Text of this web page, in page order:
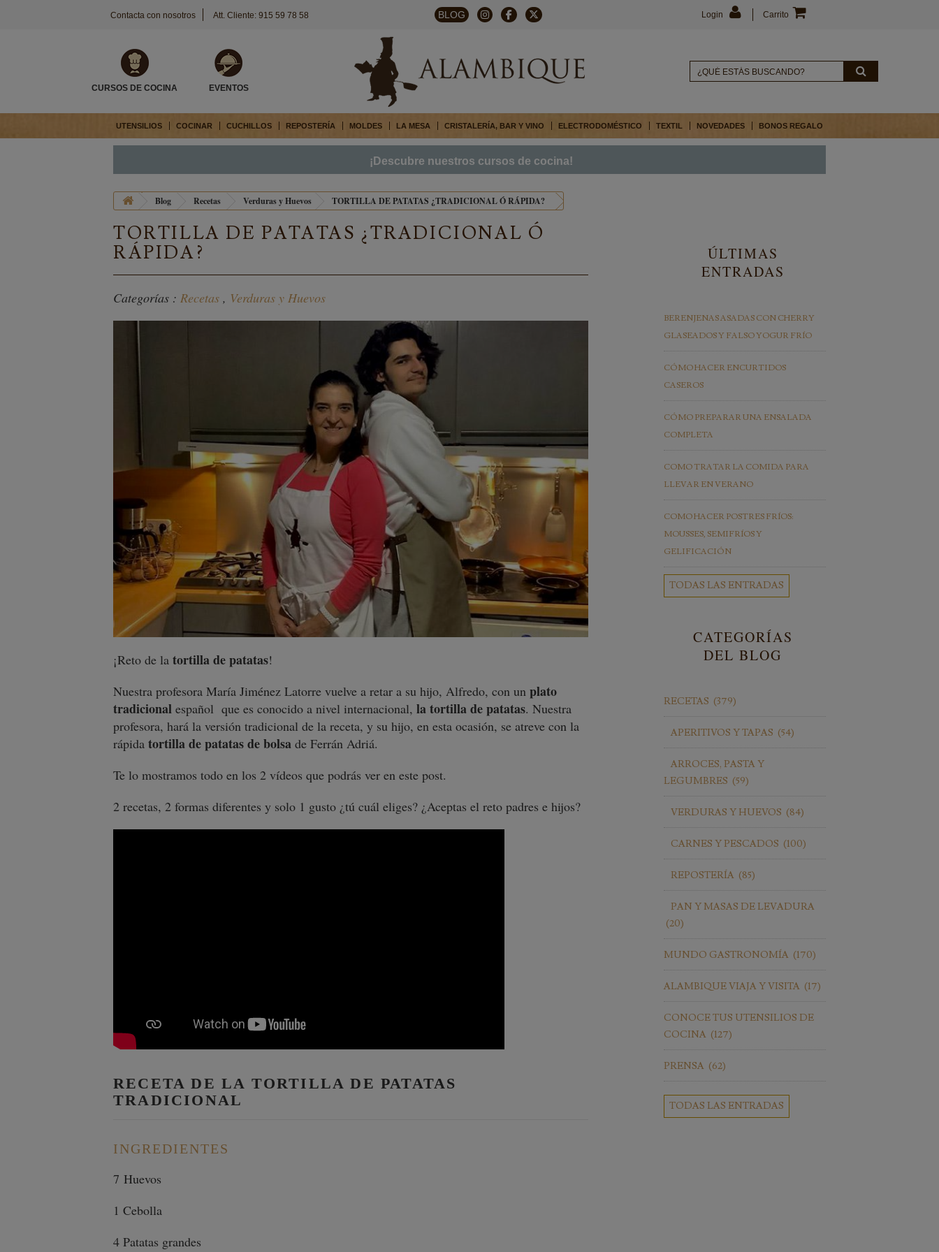
Contacta con nosotros Att. Cliente: 915 59 78 58 BLOG Carrito
Login
CURSOS DE COCINA EVENTOS
UTENSILIOS COCINAR CUCHILLOS REPOSTERÍA MOLDES LA MESA CRISTALERÍA, BAR Y VINO ELECTRODOMÉSTICO TEXTIL NOVEDADES BONOS REGALO
¡Descubre nuestros cursos de cocina!
Blog Recetas Verduras y Huevos TORTILLA DE PATATAS ¿TRADICIONAL Ó RÁPIDA?
ÚLTIMAS
ENTRADAS
BERENJENAS ASADAS CON CHERRY
GLASEADOS Y FALSO YOGUR FRÍO
CÓMO HACER ENCURTIDOS
CASEROS
CÓMO PREPARAR UNA ENSALADA
COMPLETA
COMO TRATAR LA COMIDA PARA
LLEVAR EN VERANO
COMO HACER POSTRES FRÍOS:
MOUSSES, SEMIFRÍOS Y
GELIFICACIÓN
TODAS LAS ENTRADAS
CATEGORÍAS
DEL BLOG
RECETAS (379)
APERITIVOS Y TAPAS (54)
ARROCES, PASTA Y
LEGUMBRES (59)
VERDURAS Y HUEVOS (84)
CARNES Y PESCADOS (100)
REPOSTERÍA (85)
PAN Y MASAS DE LEVADURA
(20)
MUNDO GASTRONOMÍA (170)
ALAMBIQUE VIAJA Y VISITA (17)
CONOCE TUS UTENSILIOS DE
COCINA (127)
PRENSA (62)
TODAS LAS ENTRADAS
TORTILLA DE PATATAS ¿TRADICIONAL Ó
RÁPIDA?
Categorías : Recetas , Verduras y Huevos
¡Reto de la tortilla de patatas!
Nuestra profesora María Jiménez Latorre vuelve a retar a su hijo, Alfredo, con un plato
tradicional español que es conocido a nivel internacional, la tortilla de patatas. Nuestra
profesora, hará la versión tradicional de la receta, y su hijo, en esta ocasión, se atreve con la
rápida tortilla de patatas de bolsa de Ferrán Adriá.
Te lo mostramos todo en los 2 vídeos que podrás ver en este post.
2 recetas, 2 formas diferentes y solo 1 gusto ¿tú cuál eliges? ¿Aceptas el reto padres e hijos?
RECETA DE LA TORTILLA DE PATATAS
TRADICIONAL
INGREDIENTES
7 Huevos
1 Cebolla
4 Patatas grandes